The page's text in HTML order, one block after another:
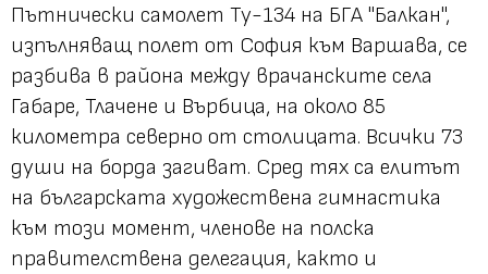
Пътнически самолет Ту-134 на БГА "Балкан",
изпълняващ полет от София към Варшава, се
разбива в района между врачанските села
Габаре, Тлачене и Върбица, на около 85
километра северно от столицата. Всички 73
души на борда загиват. Сред тях са елитът
на българската художествена гимнастика
към този момент, членове на полска
правителствена делегация, както и